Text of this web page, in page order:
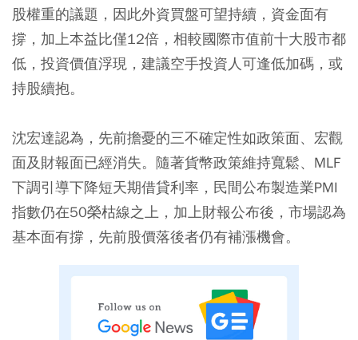
股權重的議題，因此外資買盤可望持續，資金面有
撐，加上本益比僅12倍，相較國際市值前十大股市都
低，投資價值浮現，建議空手投資人可逢低加碼，或
持股續抱。
沈宏達認為，先前擔憂的三不確定性如政策面、宏觀
面及財報面已經消失。隨著貨幣政策維持寬鬆、MLF
下調引導下降短天期借貸利率，民間公布製造業PMI
指數仍在50榮枯線之上，加上財報公布後，市場認為
基本面有撐，先前股價落後者仍有補漲機會。